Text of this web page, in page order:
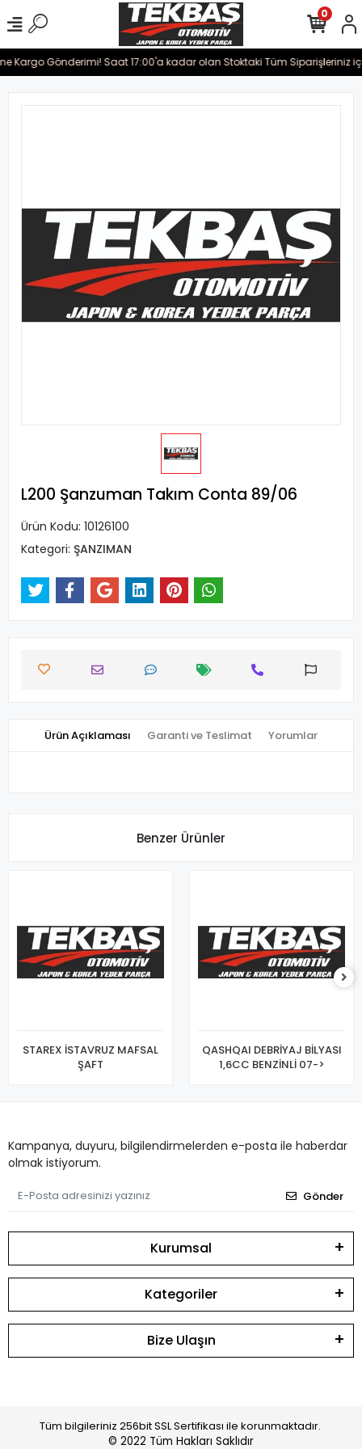
Kargo Gönderimi! Saat 17:00'a kadar olan Stoktaki Tüm Siparişleriniz
0
L200 Şanzuman Takım Conta 89/06
Ürün Kodu: 10126100
Kategori: ŞANZIMAN
Ürün Açıklaması Garanti ve Teslimat Yorumlar
Benzer Ürünler
STAREX İSTAVRUZ MAFSAL
ŞAFT
QASHQAI DEBRİYAJ BİLYASI
1,6CC BENZİNLİ 07->
Kampanya, duyuru, bilgilendirmelerden e-posta ile haberdar
olmak istiyorum.
Gönder
Kurumsal
Kategoriler
Bize Ulaşın
Tüm bilgileriniz 256bit SSL Sertifikası ile korunmaktadır.
© 2022 Tüm Hakları Saklıdır